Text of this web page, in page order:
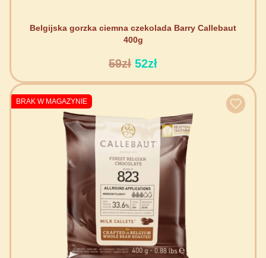
Belgijska gorzka ciemna czekolada Barry Callebaut
400g
59zł 52zł
BRAK W MAGAZYNIE